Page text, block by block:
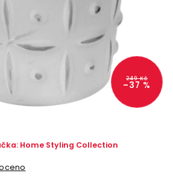
249 Kč
–37 %
Home Styling Collection